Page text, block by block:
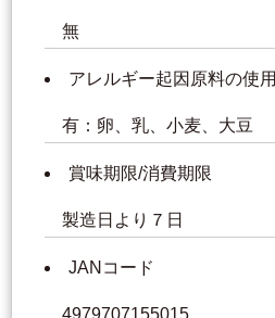
無
アレルギー起因原料の使用
有：卵、乳、小麦、大豆
賞味期限/消費期限
製造日より７日
JANコード
4979707155015